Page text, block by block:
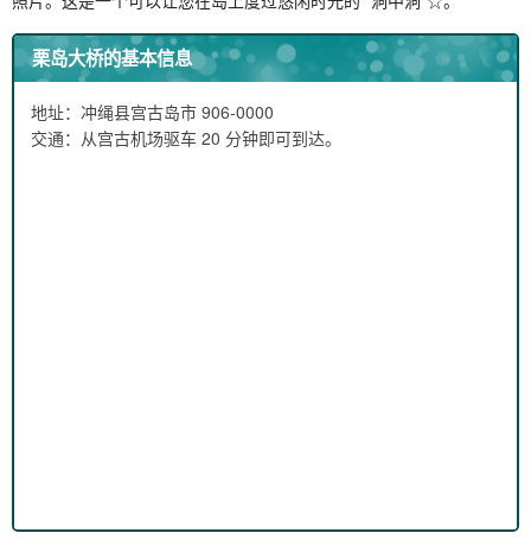
栗岛大桥的基本信息
地址：冲绳县宫古岛市 906-0000
交通：从宫古机场驱车 20 分钟即可到达。